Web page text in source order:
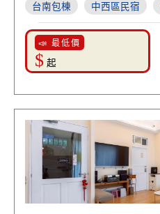
台南包棟 中西區民宿
📣 最低價
$ 起